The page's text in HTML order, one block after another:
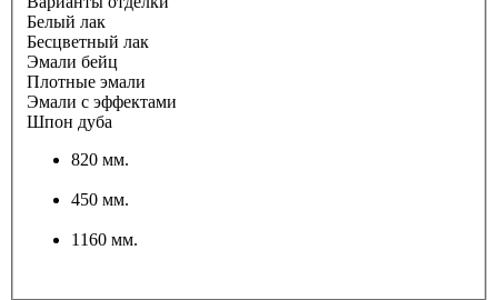
Белый лак
Бесцветный лак
Эмали бейц
Плотные эмали
Эмали с эффектами
Шпон дуба
820 мм.
450 мм.
1160 мм.